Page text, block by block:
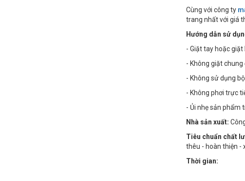
Cùng với công ty
trang nhất với giá
Hướng dẫn sử
- Giặt tay hoặc
- Không giặt
- Không sử dụng
- Không phơi trực
- Ủi nhẹ sản phẩm
Nhà sản xuất:
Tiêu chuẩn chất
thêu - hoàn thiện -
Thời gian: